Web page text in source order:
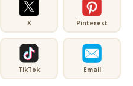
X Pinterest
TikTok Email